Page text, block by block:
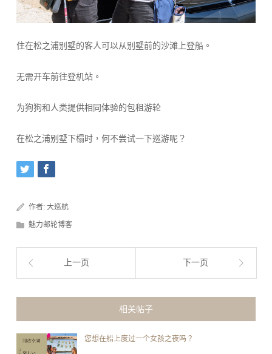
住在松之浦别墅的客人可以从别墅前的沙滩上登船。
无需开车前往登机站。
为狗狗和人类提供相同体验的包租游轮
在松之浦别墅下榻时，何不尝试一下巡游呢？
作者:大巡航
魅力邮轮博客
上一页 下一页
相关帖子
您想在船上度过一个女孩之夜吗？